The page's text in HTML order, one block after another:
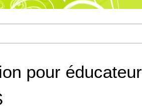
pour éducateur